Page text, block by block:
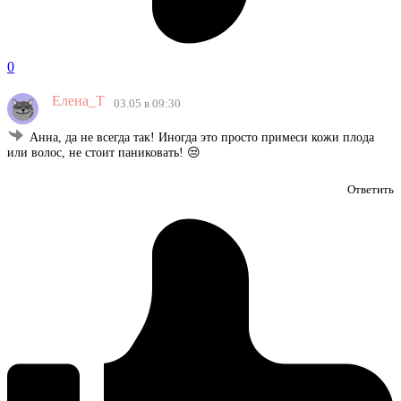
0
Елена_Т 03.05 в 09:30
Анна, да не всегда так! Иногда это просто примеси кожи плода
или волос, не стоит паниковать! 😒
Ответить